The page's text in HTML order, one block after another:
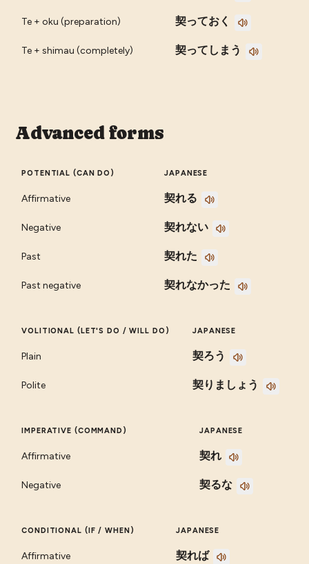
Te + oku (preparation) 契っておく
Te + shimau (completely) 契ってしまう
Advanced forms
POTENTIAL (CAN DO) JAPANESE
Affirmative 契れる
Negative 契れない
Past 契れた
Past negative 契れなかった
VOLITIONAL (LET'S DO / WILL DO) JAPANESE
Plain 契ろう
Polite 契りましょう
IMPERATIVE (COMMAND) JAPANESE
Affirmative 契れ
Negative 契るな
CONDITIONAL (IF / WHEN) JAPANESE
Affirmative 契れば